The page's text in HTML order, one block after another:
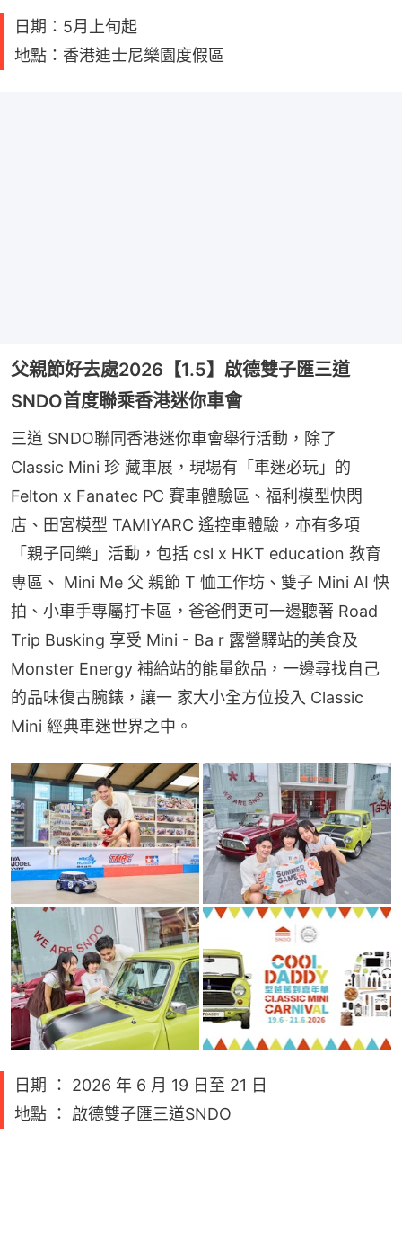
日期：5月上旬起
地點：香港迪士尼樂園度假區
父親節好去處2026【1.5】啟德雙子匯三道
SNDO首度聯乘香港迷你車會
三道 SNDO聯同香港迷你車會舉行活動，除了
Classic Mini 珍 藏車展，現場有「車迷必玩」的
Felton x Fanatec PC 賽車體驗區、福利模型快閃
店、田宮模型 TAMIYARC 遙控車體驗，亦有多項
「親子同樂」活動，包括 csl x HKT education 教育
專區、 Mini Me 父 親節 T 恤工作坊、雙子 Mini AI 快
拍、小車手專屬打卡區，爸爸們更可一邊聽著 Road
Trip Busking 享受 Mini - Ba r 露營驛站的美食及
Monster Energy 補給站的能量飲品，一邊尋找自己
的品味復古腕錶，讓一 家大小全方位投入 Classic
Mini 經典車迷世界之中。
日期 ： 2026 年 6 月 19 日至 21 日
地點 ： 啟德雙子匯三道SNDO